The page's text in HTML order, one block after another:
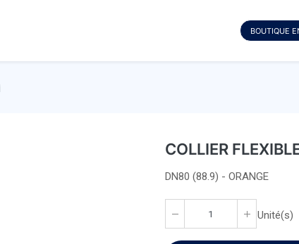
BOUTIQUE
COLLIER
DN80 (88.9) - ORANGE
Unité(s)